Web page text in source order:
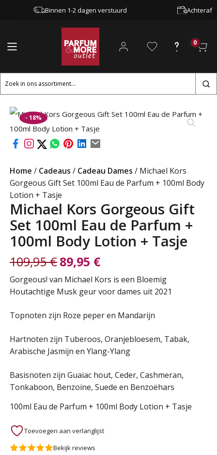
Binnen 1-2 dagen verstuurd Achteraf
0
Zoeken
naar:
- 18%
Home / Cadeaus / Cadeau Dames / Michael Kors
Gorgeous Gift Set 100ml Eau de Parfum + 100ml Body
Lotion + Tasje
Michael Kors Gorgeous Gift
Set 100ml Eau de Parfum +
100ml Body Lotion + Tasje
109,95€
Oorspronkelijke
prijs
was:
109,95 €.
89,95 €
Huidige
prijs
is:
89,95 €.
Gorgeous! van Michael Kors is een Bloemig
Houtachtige Musk geur voor dames uit 2021
Topnoten zijn Roze peper en Mandarijn
Hartnoten zijn Tuberoos, Oranjebloesem, Tabak,
Arabische Jasmijn en Ylang-Ylang
Basisnoten zijn Guaiac hout, Ceder, Cashmeran,
Tonkaboon, Benzoine, Suede en Benzoëhars
100ml Eau de Parfum + 100ml Body Lotion + Tasje
Toevoegen aan verlanglijst
Bekijk reviews